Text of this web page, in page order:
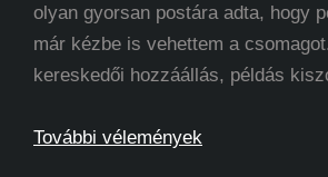
olyan gyorsan postára adta, hogy
már kézbe is vehettem a
kereskedői hozzáállás, példás
További vélemények